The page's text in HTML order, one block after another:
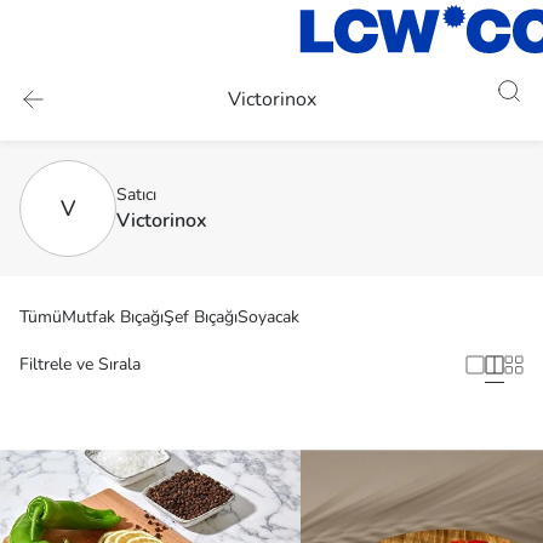
Victorinox
V Satıcı
Victorinox
TümüMutfak BıçağıŞef BıçağıSoyacak
Filtrele ve Sırala